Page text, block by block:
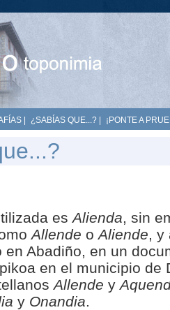
¿SABÍAS QUE...? ¡PONTE A
esAlienda, sin
Allende oAliende, y
en Abadiño, en un
en el municipio de
Allende y
y Onandia.